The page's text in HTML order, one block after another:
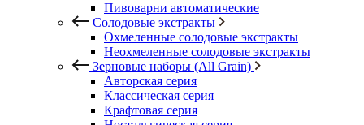
Пивоварни автоматические
Солодовые экстракты
Охмеленные солодовые экстракты
Неохмеленные солодовые экстракты
Зерновые наборы (All Grain)
Авторская серия
Классическая серия
Крафтовая серия